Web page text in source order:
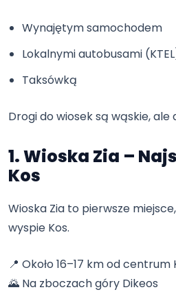
Wynajętym samochodem
Lokalnymi autobusami
Taksówką
Drogi do wiosek są wąskie,
1. Wioska Zia –
Kos
Wioska Zia to pierwsze
wyspie Kos.
📍 Około 16–17 km od centrum
🌄 Na zboczach góry Dikeos